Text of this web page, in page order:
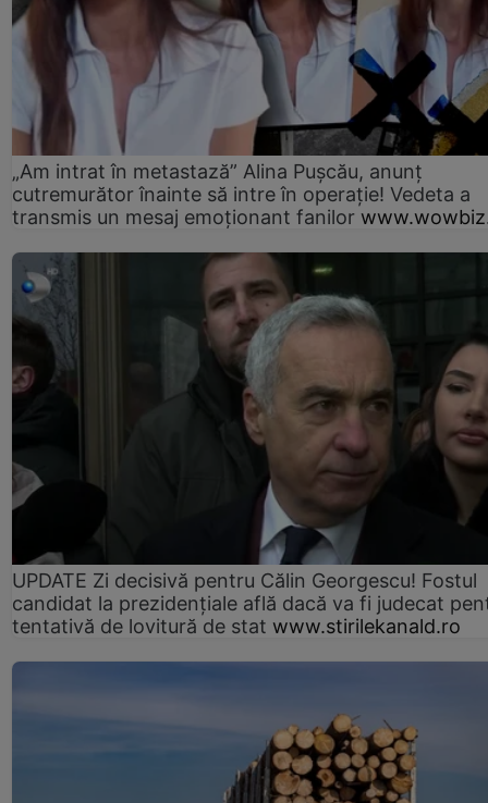
„Am intrat în metastază” Alina Pușcău, anunț
cutremurător înainte să intre în operație! Vedeta a
transmis un mesaj emoționant fanilor
UPDATE Zi decisivă pentru Călin Georgescu! Fostul
candidat la prezidențiale află dacă va fi judecat
tentativă de lovitură de stat www.stirilekanald.ro